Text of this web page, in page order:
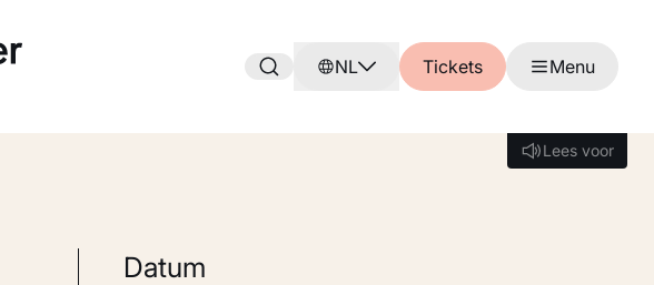
NL Tickets Menu
Lees voor
Lees voor
Datum